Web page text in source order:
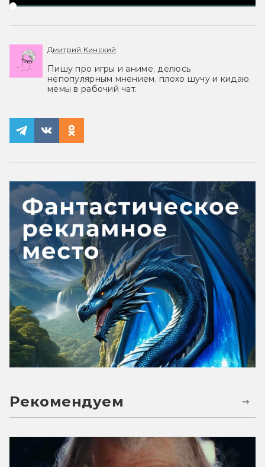
Дмитрий Кинский
Пишу про игры и аниме, делюсь
непопулярным мнением, плохо шучу и кидаю
мемы в рабочий чат.
Рекомендуем